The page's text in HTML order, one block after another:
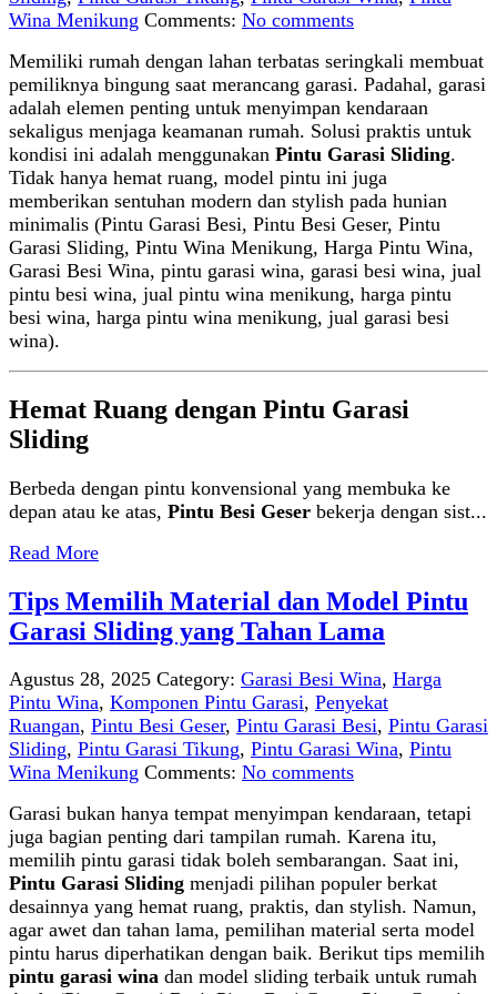
Wina Menikung Comments: No comments
Memiliki rumah dengan lahan terbatas seringkali membuat
pemiliknya bingung saat merancang garasi. Padahal, garasi
adalah elemen penting untuk menyimpan kendaraan
sekaligus menjaga keamanan rumah. Solusi praktis untuk
kondisi ini adalah menggunakan Pintu Garasi Sliding.
Tidak hanya hemat ruang, model pintu ini juga
memberikan sentuhan modern dan stylish pada hunian
minimalis (Pintu Garasi Besi, Pintu Besi Geser, Pintu
Garasi Sliding, Pintu Wina Menikung, Harga Pintu Wina,
Garasi Besi Wina, pintu garasi wina, garasi besi wina, jual
pintu besi wina, jual pintu wina menikung, harga pintu
besi wina, harga pintu wina menikung, jual garasi besi
wina).
Hemat Ruang dengan Pintu Garasi
Sliding
Berbeda dengan pintu konvensional yang membuka ke
depan atau ke atas, Pintu Besi Geser bekerja dengan sist...
Read More
Tips Memilih Material dan Model Pintu
Garasi Sliding yang Tahan Lama
Agustus 28, 2025 Category: Garasi Besi Wina, Harga
Pintu Wina, Komponen Pintu Garasi, Penyekat
Ruangan, Pintu Besi Geser, Pintu Garasi Besi, Pintu Garasi
Sliding, Pintu Garasi Tikung, Pintu Garasi Wina, Pintu
Wina Menikung Comments: No comments
Garasi bukan hanya tempat menyimpan kendaraan, tetapi
juga bagian penting dari tampilan rumah. Karena itu,
memilih pintu garasi tidak boleh sembarangan. Saat ini,
Pintu Garasi Sliding menjadi pilihan populer berkat
desainnya yang hemat ruang, praktis, dan stylish. Namun,
agar awet dan tahan lama, pemilihan material serta model
pintu harus diperhatikan dengan baik. Berikut tips memilih
pintu garasi wina dan model sliding terbaik untuk rumah